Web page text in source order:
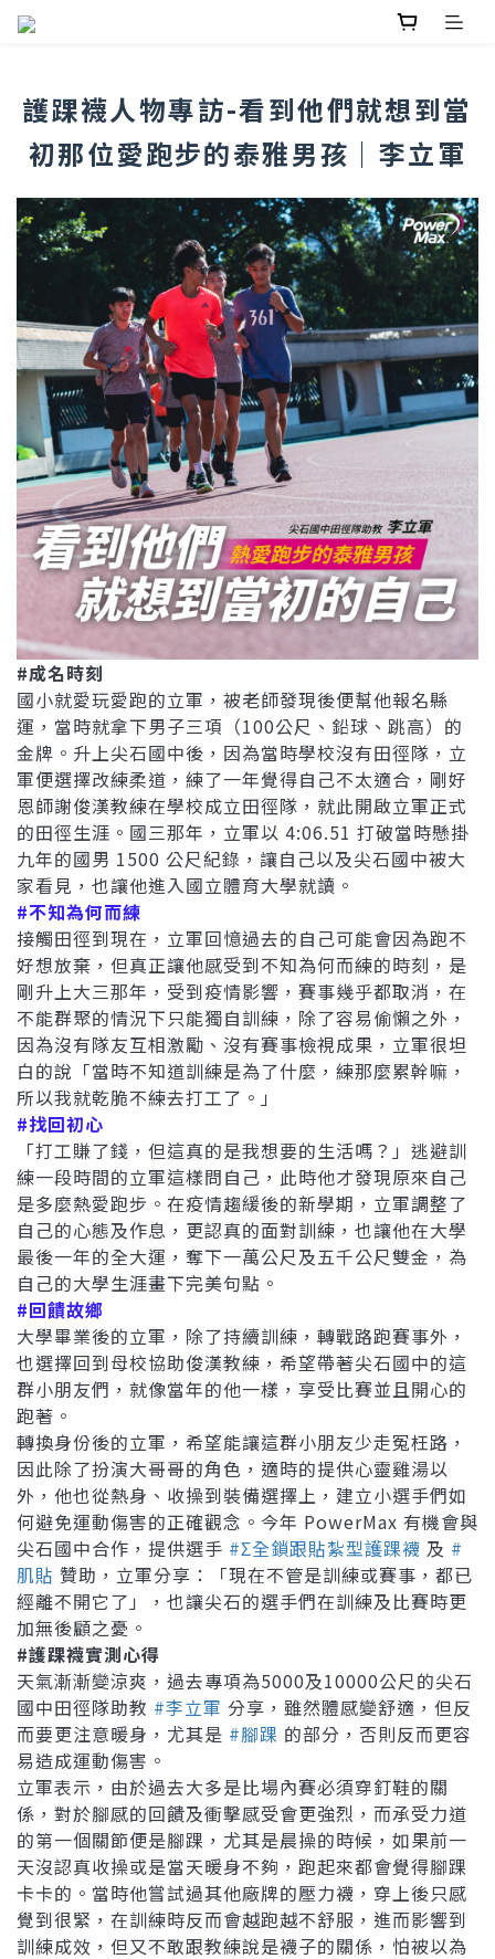
護踝襪人物專訪-看到他們就想到當
初那位愛跑步的泰雅男孩｜李立軍
#成名時刻
國小就愛玩愛跑的立軍，被老師發現後便幫他報名縣
運，當時就拿下男子三項（100公尺、鉛球、跳高）的
金牌。升上尖石國中後，因為當時學校沒有田徑隊，立
軍便選擇改練柔道，練了一年覺得自己不太適合，剛好
恩師謝俊漢教練在學校成立田徑隊，就此開啟立軍正式
的田徑生涯。國三那年，立軍以 4:06.51 打破當時懸掛
九年的國男 1500 公尺紀錄，讓自己以及尖石國中被大
家看見，也讓他進入國立體育大學就讀。
#不知為何而練
接觸田徑到現在，立軍回憶過去的自己可能會因為跑不
好想放棄，但真正讓他感受到不知為何而練的時刻，是
剛升上大三那年，受到疫情影響，賽事幾乎都取消，在
不能群聚的情況下只能獨自訓練，除了容易偷懶之外，
因為沒有隊友互相激勵、沒有賽事檢視成果，立軍很坦
白的說「當時不知道訓練是為了什麼，練那麼累幹嘛，
所以我就乾脆不練去打工了。」
#找回初心
「打工賺了錢，但這真的是我想要的生活嗎？」逃避訓
練一段時間的立軍這樣問自己，此時他才發現原來自己
是多麼熱愛跑步。在疫情趨緩後的新學期，立軍調整了
自己的心態及作息，更認真的面對訓練，也讓他在大學
最後一年的全大運，奪下一萬公尺及五千公尺雙金，為
自己的大學生涯畫下完美句點。
#回饋故鄉
大學畢業後的立軍，除了持續訓練，轉戰路跑賽事外，
也選擇回到母校協助俊漢教練，希望帶著尖石國中的這
群小朋友們，就像當年的他一樣，享受比賽並且開心的
跑著。
轉換身份後的立軍，希望能讓這群小朋友少走冤枉路，
因此除了扮演大哥哥的角色，適時的提供心靈雞湯以
外，他也從熱身、收操到裝備選擇上，建立小選手們如
何避免運動傷害的正確觀念。今年 PowerMax 有機會與
尖石國中合作，提供選手 #Σ全鎖跟貼紮型護踝襪 及 #
肌貼 贊助，立軍分享：「現在不管是訓練或賽事，都已
經離不開它了」，也讓尖石的選手們在訓練及比賽時更
加無後顧之憂。
#護踝襪實測心得
天氣漸漸變涼爽，過去專項為5000及10000公尺的尖石
國中田徑隊助教 #李立軍 分享，雖然體感變舒適，但反
而要更注意暖身，尤其是 #腳踝 的部分，否則反而更容
易造成運動傷害。
立軍表示，由於過去大多是比場內賽必須穿釘鞋的關
係，對於腳感的回饋及衝擊感受會更強烈，而承受力道
的第一個關節便是腳踝，尤其是晨操的時候，如果前一
天沒認真收操或是當天暖身不夠，跑起來都會覺得腳踝
卡卡的。當時他嘗試過其他廠牌的壓力襪，穿上後只感
覺到很緊，在訓練時反而會越跑越不舒服，進而影響到
訓練成效，但又不敢跟教練說是襪子的關係，怕被以為